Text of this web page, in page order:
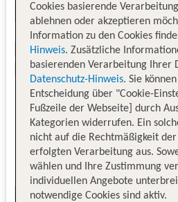
Cookies basierende
ablehnen oder akzeptieren
Information zu den Cookies
Hinweis. Zusätzliche
basierenden Verarbeitung Ihrer
Datenschutz-Hinweis. Sie
Entscheidung über "Cookie-
Fußzeile der Webseite] durch
Kategorien widerrufen. Ein
nicht auf die Rechtmäßigkeit
erfolgten Verarbeitung aus.
wählen und Ihre Zustimmung
individuellen Angebote
notwendige Cookies sind aktiv.